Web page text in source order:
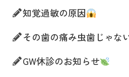
知覚過敏の原因
その歯の痛み虫歯じゃな
GW休診のお知らせ